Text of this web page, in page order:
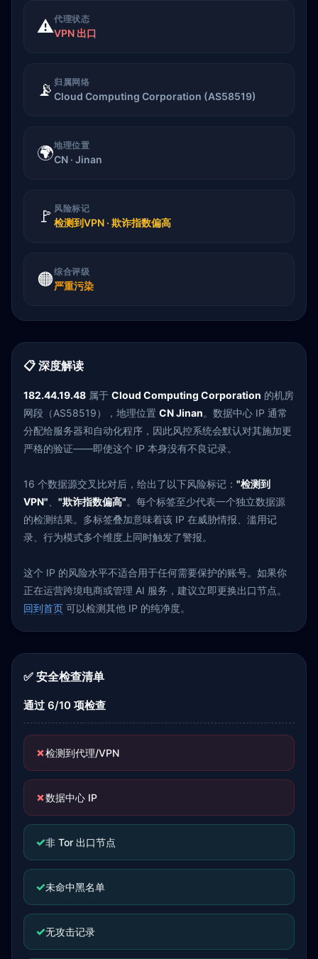
⚠️代理状态
VPN 出口
📡 归属网络
Cloud Computing Corporation (AS58519)
🌍地理位置
CN · Jinan
🚩 风险标记
检测到VPN · 欺诈指数偏高
🟠综合评级
严重污染
📋 深度解读
182.44.19.48 属于 Cloud Computing Corporation 的机房
网段（AS58519），地理位置 CN Jinan。数据中心 IP 通常
分配给服务器和自动化程序，因此风控系统会默认对其施加更
严格的验证——即使这个 IP 本身没有不良记录。
16 个数据源交叉比对后，给出了以下风险标记： "检测到
VPN"
"欺诈指数偏高"。每个标签至少代表一个独立数据源
的检测结果。多标签叠加意味着该 IP 在威胁情报、滥用记
录、行为模式多个维度上同时触发了警报。
这个 IP 的风险水平不适合用于任何需要保护的账号。如果你
正在运营跨境电商或管理 AI 服务，建议立即更换出口节点。
回到首页 可以检测其他 IP 的纯净度。
✅ 安全检查清单
通过 6/10 项检查
✗检测到代理/VPN
✗数据中心 IP
✓非 Tor 出口节点
✓未命中黑名单
✓无攻击记录